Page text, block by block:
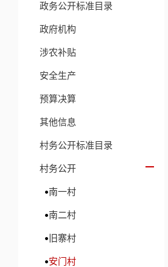
政务公开标准目录
政府机构
涉农补贴
安全生产
预算决算
其他信息
村务公开标准目录
村务公开
南一村
南二村
旧寨村
安门村